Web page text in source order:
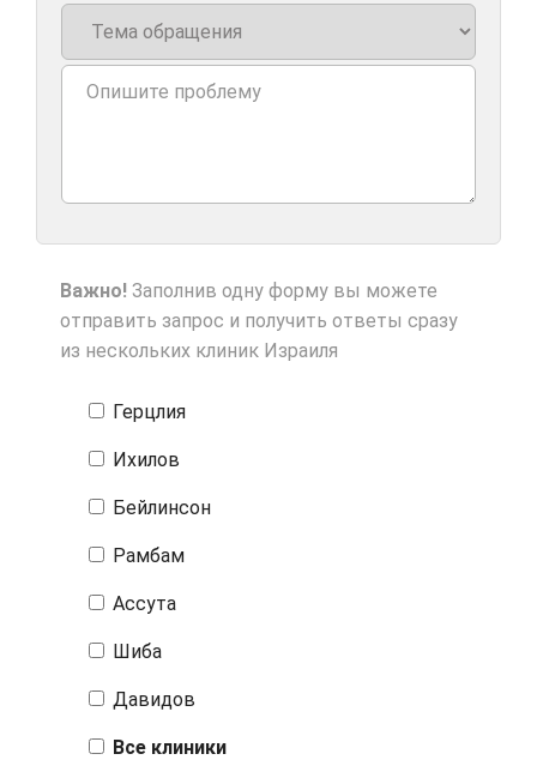
Важно! Заполнив одну форму вы можете
отправить запрос и получить ответы сразу
из нескольких клиник Израиля
Герцлия
Ихилов
Бейлинсон
Рамбам
Ассута
Шиба
Давидов
Все клиники